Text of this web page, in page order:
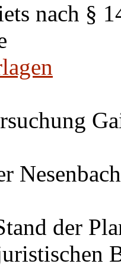
nach §
der